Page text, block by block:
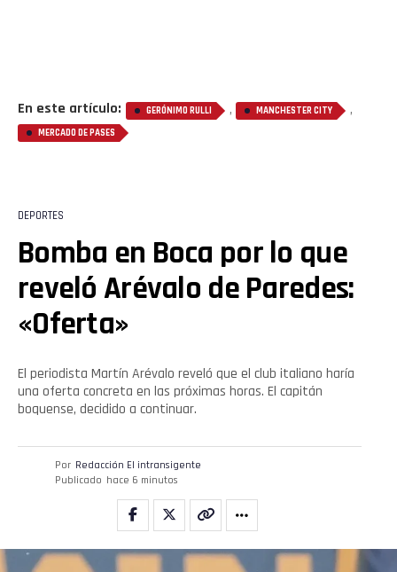
En este artículo: GERÓNIMO RULLI , MANCHESTER CITY ,
MERCADO DE PASES
DEPORTES
Bomba en Boca por lo que
reveló Arévalo de Paredes:
«Oferta»
El periodista Martín Arévalo reveló que el club italiano haría
una oferta concreta en las próximas horas. El capitán
boquense, decidido a continuar.
Por Redacción El intransigente
Publicado hace 6 minutos